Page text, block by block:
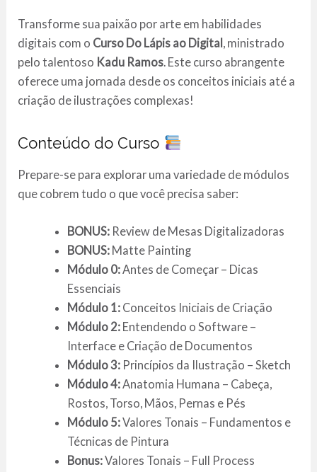
Transforme sua paixão por arte em habilidades
digitais com o Curso Do Lápis ao Digital , ministrado
pelo talentoso Kadu Ramos. Este curso abrangente
oferece uma jornada desde os conceitos iniciais até a
criação de ilustrações complexas!
Conteúdo do Curso
Prepare-se para explorar uma variedade de módulos
que cobrem tudo o que você precisa saber:
BONUS:Review de Mesas Digitalizadoras
BONUS:Matte Painting
Módulo 0:Antes de Começar – Dicas
Essenciais
Módulo 1:Conceitos Iniciais de Criação
Módulo 2:Entendendo o Software –
Interface e Criação de Documentos
Módulo 3:Princípios da Ilustração – Sketch
Módulo 4:Anatomia Humana – Cabeça,
Rostos, Torso, Mãos, Pernas e Pés
Módulo 5:Valores Tonais – Fundamentos e
Técnicas de Pintura
Bonus:Valores Tonais – Full Process